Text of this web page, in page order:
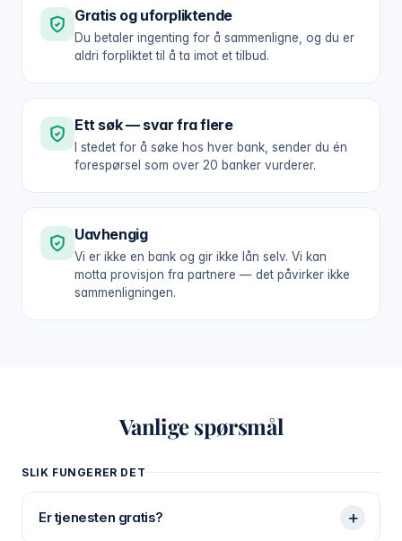
Gratis og uforpliktende
Du betaler ingenting for å sammenligne, og du er
aldri forpliktet til å ta imot et tilbud.
Ett søk — svar fra flere
I stedet for å søke hos hver bank, sender du én
forespørsel som over 20 banker vurderer.
Uavhengig
Vi er ikke en bank og gir ikke lån selv. Vi kan
motta provisjon fra partnere — det påvirker ikke
sammenligningen.
Vanlige spørsmål
SLIK FUNGERER DET
Er tjenesten gratis? +